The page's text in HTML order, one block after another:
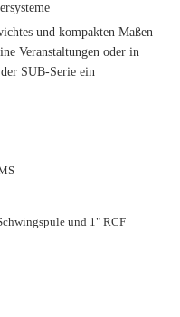
und kompakten Maßen
Veranstaltungen oder in
SUB-Serie ein
und 1" RCF